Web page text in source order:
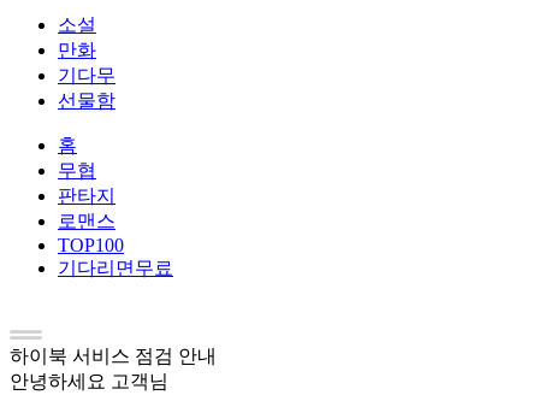
소설
만화
기다무
선물함
홈
무협
판타지
로맨스
TOP100
기다리면무료
하이북 서비스 점검 안내
안녕하세요 고객님